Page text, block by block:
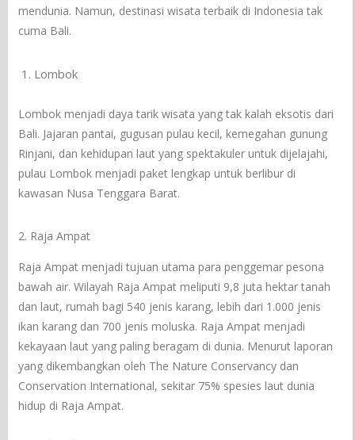
mendunia. Namun, destinasi wisata terbaik di Indonesia tak
cuma Bali.
Lombok
Lombok menjadi daya tarik wisata yang tak kalah eksotis dari
Bali. Jajaran pantai, gugusan pulau kecil, kemegahan gunung
Rinjani, dan kehidupan laut yang spektakuler untuk dijelajahi,
pulau Lombok menjadi paket lengkap untuk berlibur di
kawasan Nusa Tenggara Barat.
2. Raja Ampat
Raja Ampat menjadi tujuan utama para penggemar pesona
bawah air. Wilayah Raja Ampat meliputi 9,8 juta hektar tanah
dan laut, rumah bagi 540 jenis karang, lebih dari 1.000 jenis
ikan karang dan 700 jenis moluska. Raja Ampat menjadi
kekayaan laut yang paling beragam di dunia. Menurut laporan
yang dikembangkan oleh The Nature Conservancy dan
Conservation International, sekitar 75% spesies laut dunia
hidup di Raja Ampat.